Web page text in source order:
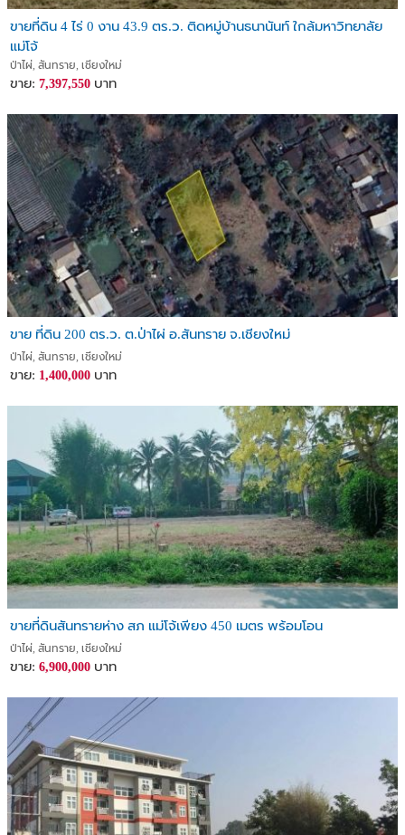
ขายที่ดิน 4 ไร่ 0 งาน 43.9 ตร.ว. ติดหมู่บ้านธนานันท์ ใกล้มหาวิทยาลัย
แม่โจ้
ป่าไผ่, สันทราย, เชียงใหม่
ขาย: 7,397,550 บาท
ขาย ที่ดิน 200 ตร.ว. ต.ป่าไผ่ อ.สันทราย จ.เชียงใหม่
ป่าไผ่, สันทราย, เชียงใหม่
ขาย: 1,400,000 บาท
ขายที่ดินสันทรายห่าง สภ แม่โจ้เพียง 450 เมตร พร้อมโอน
ป่าไผ่, สันทราย, เชียงใหม่
ขาย: 6,900,000 บาท